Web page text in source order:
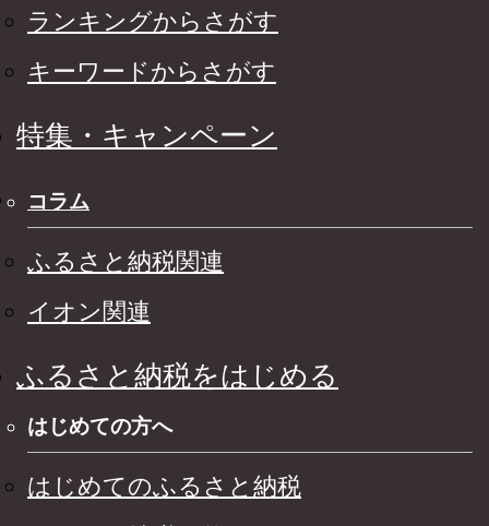
ランキングからさがす
キーワードからさがす
特集・キャンペーン
コラム
ふるさと納税関連
イオン関連
ふるさと納税をはじめる
はじめての方へ
はじめてのふるさと納税